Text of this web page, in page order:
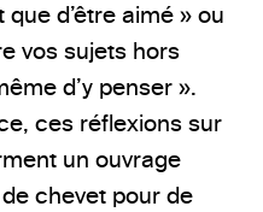
d’être aimé » ou
vos sujets hors
d’y penser ».
ces réflexions sur
un ouvrage
chevet pour de